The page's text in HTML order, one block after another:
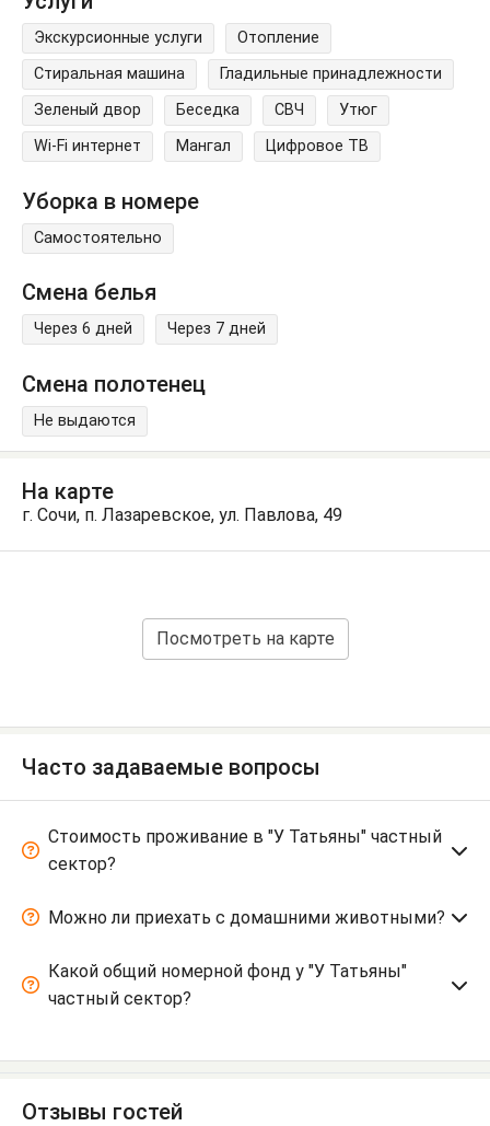
Экскурсионные услуги
Отопление
Стиральная машина
Гладильные принадлежности
Зеленый двор
Беседка СВЧ
Утюг
Wi-Fi интернет
Мангал Цифровое ТВ
Уборка в номере
Самостоятельно
Смена белья
Через 6 дней Через 7 дней
Смена полотенец
Не выдаются
На карте
г. Сочи, п. Лазаревское, ул. Павлова, 49
Посмотреть на карте
Часто задаваемые вопросы
Стоимость проживание в "У Татьяны" частный
сектор?
Можно ли приехать с домашними животными?
Какой общий номерной фонд у "У Татьяны"
частный сектор?
Отзывы гостей